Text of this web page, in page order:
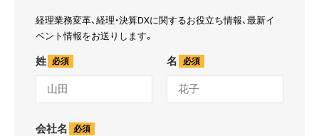
経理業務変革、経理・決算DXに関するお役立ち情報、最新イ
ベント情報をお送りします。
姓 名
会社名